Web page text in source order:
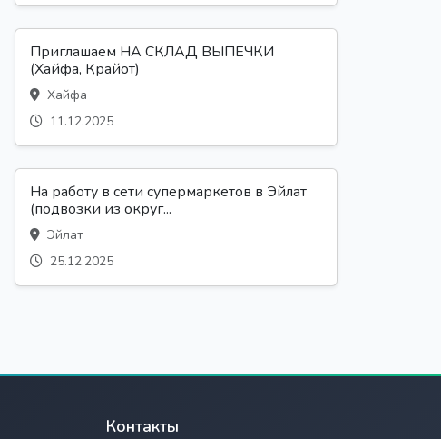
Приглашаем НА СКЛАД ВЫПЕЧКИ
(Хайфа, Крайот)
Хайфа
11.12.2025
На работу в сети супермаркетов в Эйлат
(подвозки из округ...
Эйлат
25.12.2025
Контакты